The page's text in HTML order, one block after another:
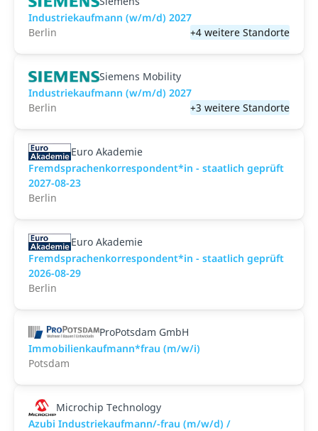
Industriekaufmann (w/m/d) 2027
Berlin
+4 weitere Standorte
Siemens Mobility
Industriekaufmann (w/m/d) 2027
Berlin
+3 weitere Standorte
Euro Akademie
Fremdsprachenkorrespondent*in - staatlich geprüft
2027-08-23
Berlin
Euro Akademie
Fremdsprachenkorrespondent*in - staatlich geprüft
2026-08-29
Berlin
ProPotsdam GmbH
Immobilienkaufmann*frau (m/w/i)
Potsdam
Microchip Technology
Azubi Industriekaufmann/-frau (m/w/d) /